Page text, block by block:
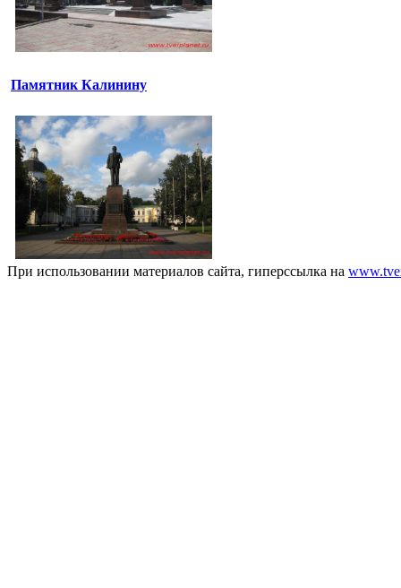
Памятник Калинину
При использовании материалов сайта, гиперссылка на